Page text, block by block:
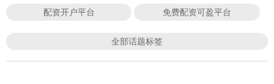
配资开户平台 免费配资可盈平台
全部话题标签